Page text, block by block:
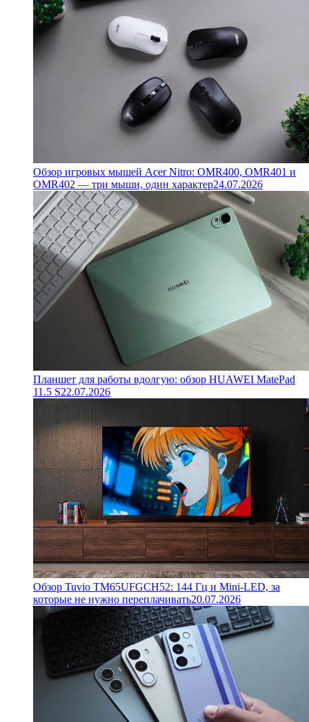
Обзор игровых мышей Acer Nitro: OMR400, OMR401 и
OMR402 — три мыши, один характер24.07.2026
Планшет для работы вдолгую: обзор HUAWEI MatePad
11.5 S22.07.2026
Обзор Tuvio TM65UFGCH52: 144 Гц и Mini-LED, за
которые не нужно переплачивать20.07.2026